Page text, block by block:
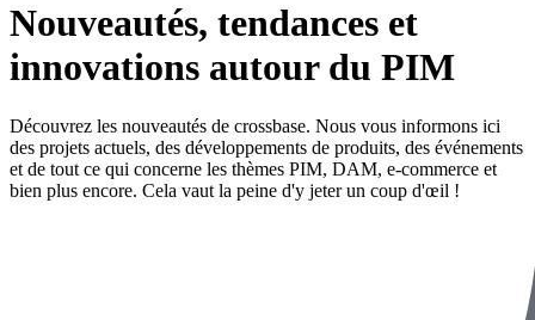
Nouveautés, tendances et
innovations autour du PIM
Découvrez les nouveautés de crossbase. Nous vous informons ici
des projets actuels, des développements de produits, des événements
et de tout ce qui concerne les thèmes PIM, DAM, e-commerce et
bien plus encore. Cela vaut la peine d'y jeter un coup d'œil !